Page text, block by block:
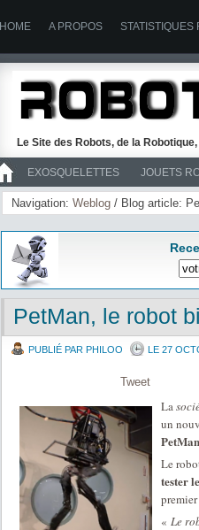
HOME A PROPOS STATISTIQUES
Le Site des Robots, de la
EXOSQUELETTES JOUETS
>> ROBOTS
Navigation: Weblog / Blog article:
PetMan, le robot
PUBLIÉ PAR PHILOO LE 27
Tweet
La
un
PetMan
Le
tester
« Le